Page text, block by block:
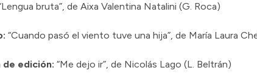
bruta”, de Aixa Valentina Natalini (G. Roca)
“Cuando pasó el viento tuve una hija”, de María Laura
de edición: “Me dejo ir”, de Nicolás Lago (L. Beltrán)